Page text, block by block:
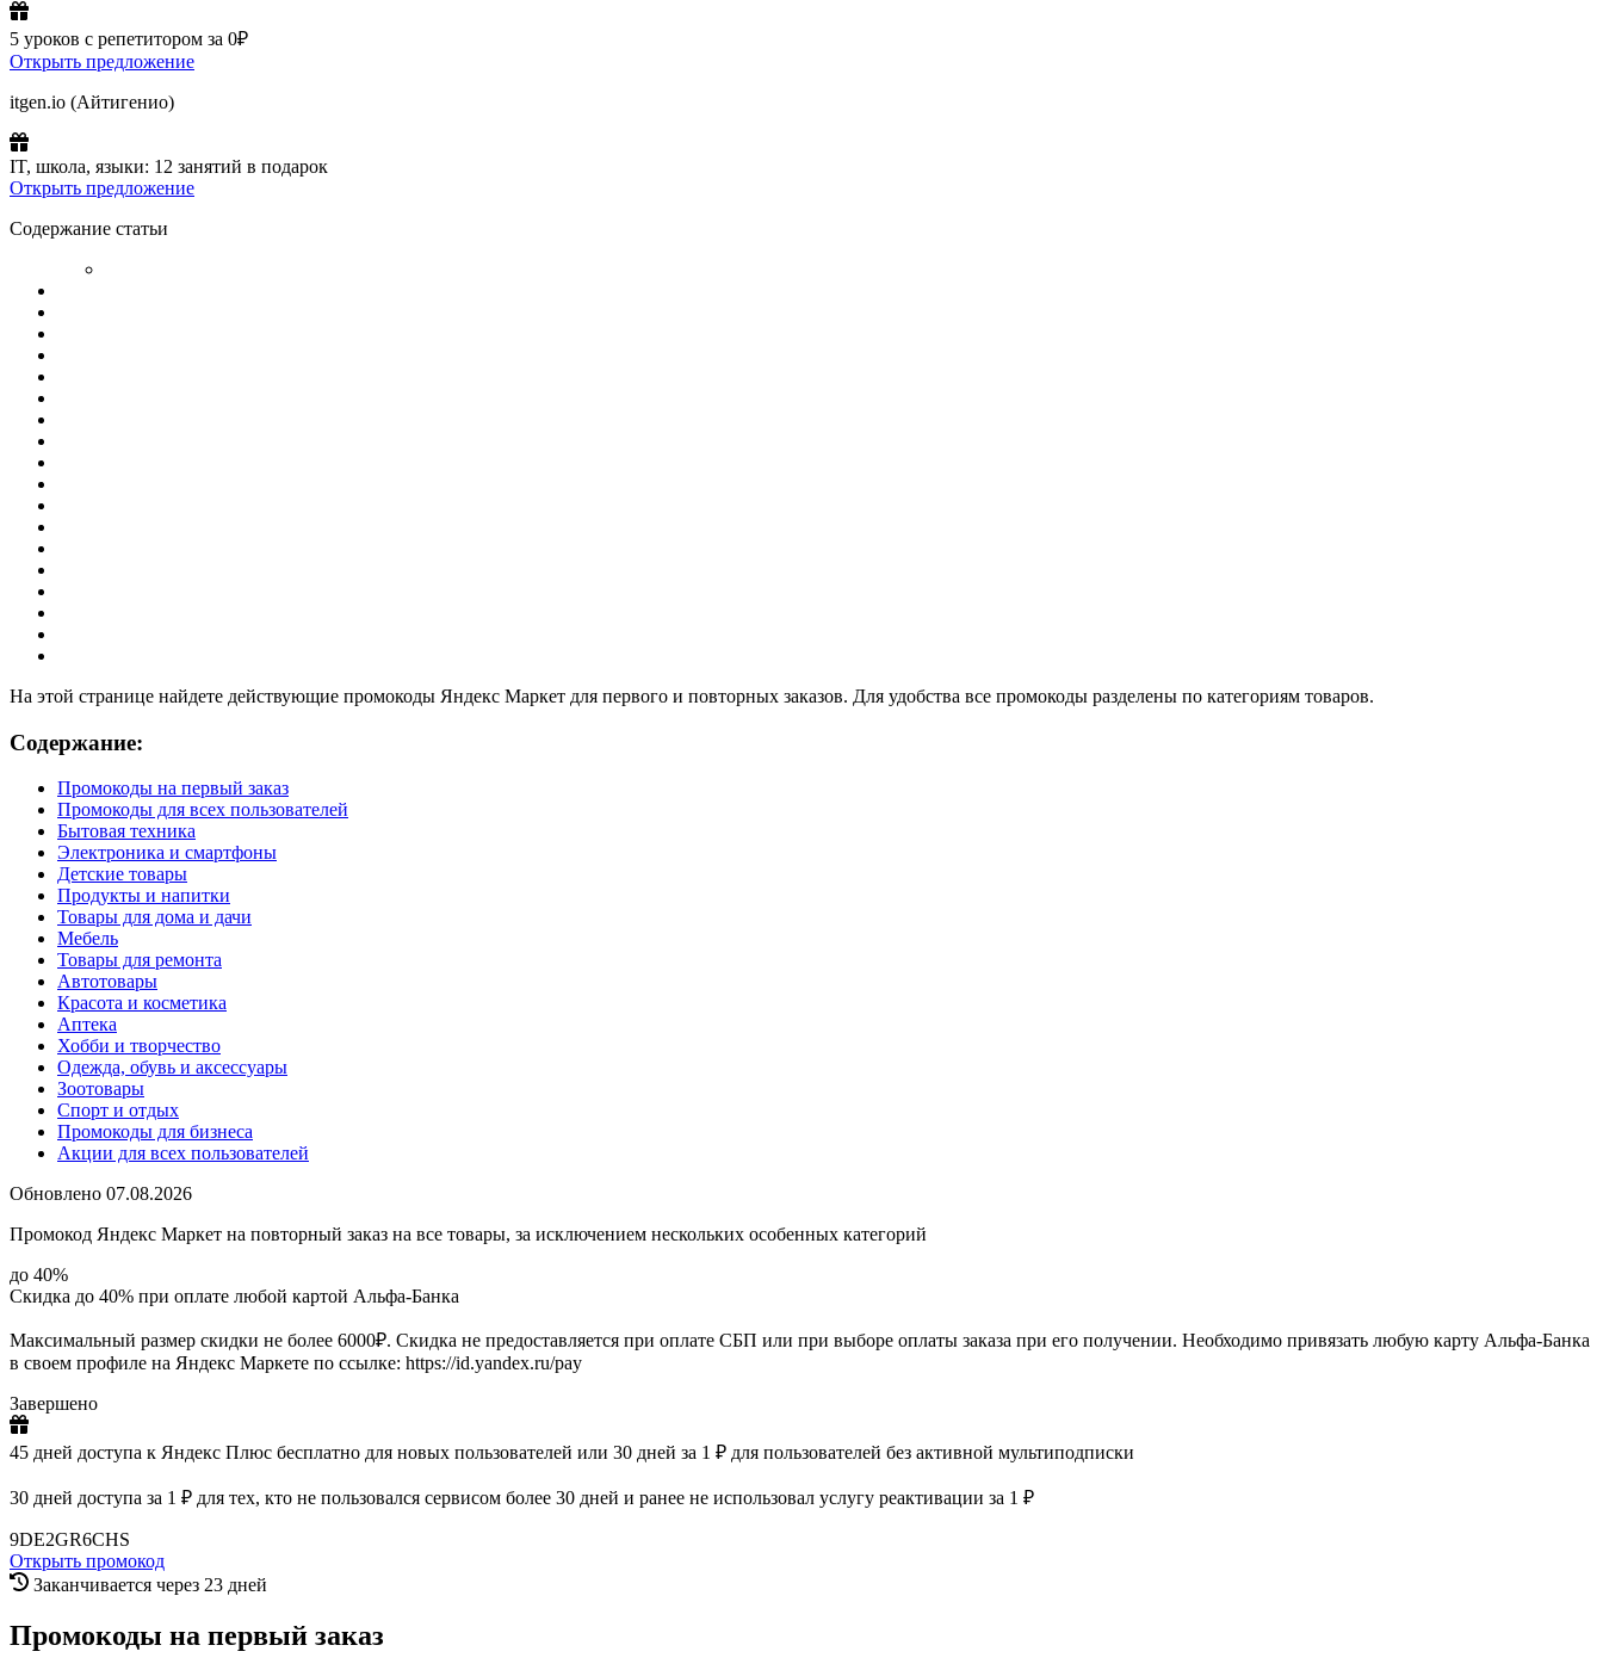
5 уроков с репетитором за 0₽
Открыть предложение
itgen.io (Айтигенио)
IT, школа, языки: 12 занятий в подарок
Открыть предложение
Содержание статьи
На этой странице найдете действующие промокоды Яндекс Маркет для первого и повторных заказов. Для удобства все промокоды разделены по категориям товаров.
Содержание:
Промокоды на первый заказ
Промокоды для всех пользователей
Бытовая техника
Электроника и смартфоны
Детские товары
Продукты и напитки
Товары для дома и дачи
Мебель
Товары для ремонта
Автотовары
Красота и косметика
Аптека
Хобби и творчество
Одежда, обувь и аксессуары
Зоотовары
Спорт и отдых
Промокоды для бизнеса
Акции для всех пользователей
Обновлено 07.08.2026
Промокод Яндекс Маркет на повторный заказ на все товары, за исключением нескольких особенных категорий
до 40%
Скидка до 40% при оплате любой картой Альфа-Банка
Максимальный размер скидки не более 6000₽. Скидка не предоставляется при оплате СБП или при выборе оплаты заказа при его получении. Необходимо привязать любую карту Альфа-Банка
в своем профиле на Яндекс Маркете по ссылке: https://id.yandex.ru/pay
Завершено
45 дней доступа к Яндекс Плюс бесплатно для новых пользователей или 30 дней за 1 ₽ для пользователей без активной мультиподписки
30 дней доступа за 1 ₽ для тех, кто не пользовался сервисом более 30 дней и ранее не использовал услугу реактивации за 1 ₽
9DE2GR6CHS
Открыть промокод
Заканчивается через 23 дней
Промокоды на первый заказ